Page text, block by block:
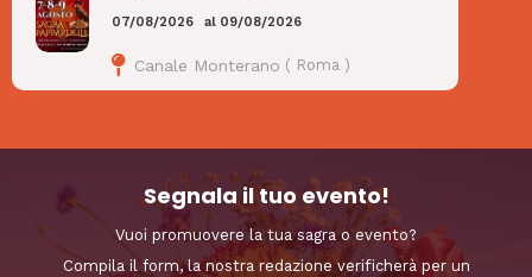
07/08/2026 al 09/08/2026
Canale Monterano ( Roma )
Segnala il tuo evento!
Vuoi promuovere la tua sagra o evento?
Compila il form, la nostra redazione verificherà per un